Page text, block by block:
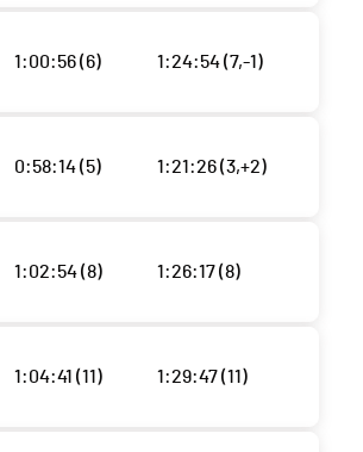
1:00:56 (6) 1:24:54 (7,-1)
0:58:14 (5) 1:21:26 (3,+2)
1:02:54 (8) 1:26:17 (8)
1:04:41 (11) 1:29:47 (11)